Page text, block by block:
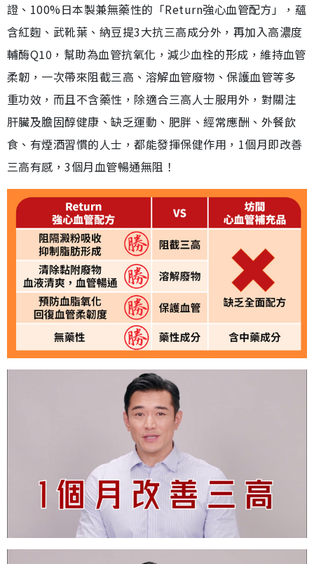
證、100%日本製兼無藥性的「Return強心血管配方」，蘊
含紅麴、武靴葉、納豆提3大抗三高成分外，再加入高濃度
輔酶Q10，幫助為血管抗氧化，減少血栓的形成，維持血管
柔韌，一次帶來阻截三高、溶解血管廢物、保護血管等多
重功效，而且不含藥性，除適合三高人士服用外，對關注
肝臟及膽固醇健康、缺乏運動、肥胖、經常應酬、外餐飲
食、有煙酒習慣的人士，都能發揮保健作用，1個月即改善
三高有感，3個月血管暢通無阻！